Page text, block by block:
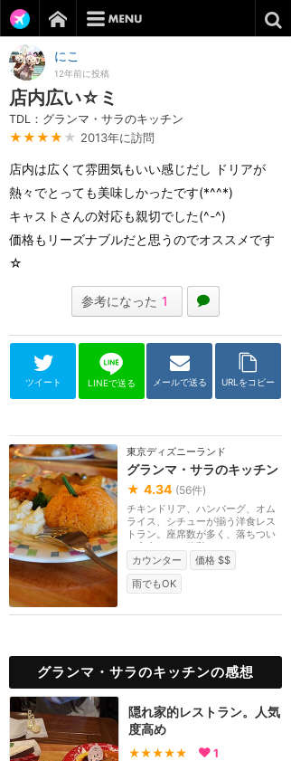
にこ
12年前に投稿
店内広い☆ミ
TDL：グランマ・サラのキッチン
★★★★ ★ 2013年に訪問
店内は広くて雰囲気もいい感じだし ドリアが
熱々でとっても美味しかったです(*^^*)
キャストさんの対応も親切でした(^-^)
価格もリーズナブルだと思うのでオススメです
☆
参考になった 1
ツイート LINEで送る メールで送る URLをコピー
東京ディズニーランド
グランマ・サラのキッチン
★ 4.34 (56件)
チキンドリア、ハンバーグ、オム
ライス、シチューが揃う洋食レス
トラン。座席数が多く、落ちつい
た室内なので休憩...
カウンター
価格 $$
雨でもOK
グランマ・サラのキッチンの感想
隠れ家的レストラン。人気
度高め
★★★★★ 1